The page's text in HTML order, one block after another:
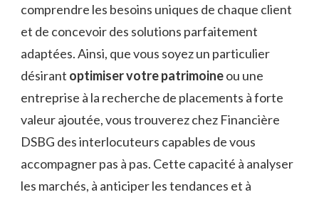
comprendre les besoins uniques de chaque client
et de concevoir des solutions parfaitement
adaptées. Ainsi, que vous soyez un particulier
désirant optimiser votre patrimoineou une
entreprise à la recherche de placements à forte
valeur ajoutée, vous trouverez chez Financière
DSBG des interlocuteurs capables de vous
accompagner pas à pas. Cette capacité à analyser
les marchés, à anticiper les tendances et à